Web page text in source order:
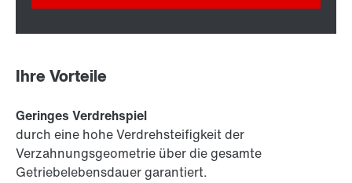
Ihre Vorteile
Geringes Verdrehspiel
durch eine hohe Verdrehsteifigkeit der
Verzahnungsgeometrie über die gesamte
Getriebelebensdauer garantiert.